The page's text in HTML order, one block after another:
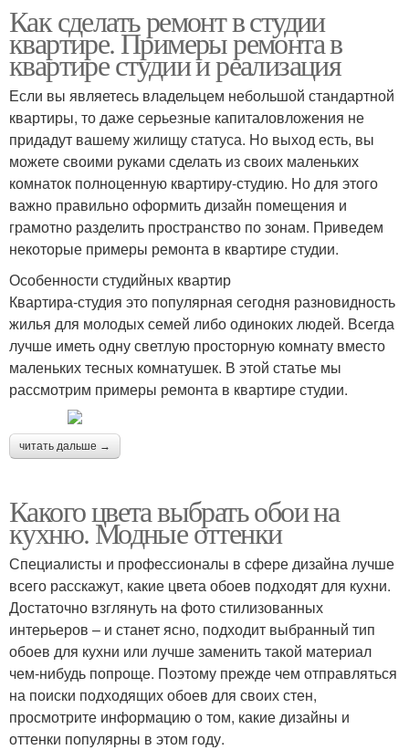
Как сделать ремонт в студии
квартире. Примеры ремонта в
квартире студии и реализация
Если вы являетесь владельцем небольшой стандартной
квартиры, то даже серьезные капиталовложения не
придадут вашему жилищу статуса. Но выход есть, вы
можете своими руками сделать из своих маленьких
комнаток полноценную квартиру-студию. Но для этого
важно правильно оформить дизайн помещения и
грамотно разделить пространство по зонам. Приведем
некоторые примеры ремонта в квартире студии.
Особенности студийных квартир
Квартира-студия это популярная сегодня разновидность
жилья для молодых семей либо одиноких людей. Всегда
лучше иметь одну светлую просторную комнату вместо
маленьких тесных комнатушек. В этой статье мы
рассмотрим примеры ремонта в квартире студии.
читать дальше →
Какого цвета выбрать обои на
кухню. Модные оттенки
Специалисты и профессионалы в сфере дизайна лучше
всего расскажут, какие цвета обоев подходят для кухни.
Достаточно взглянуть на фото стилизованных
интерьеров – и станет ясно, подходит выбранный тип
обоев для кухни или лучше заменить такой материал
чем-нибудь попроще. Поэтому прежде чем отправляться
на поиски подходящих обоев для своих стен,
просмотрите информацию о том, какие дизайны и
оттенки популярны в этом году.